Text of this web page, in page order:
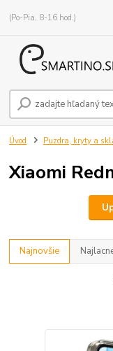
(Po-Pia, 8-16 hod.)
Úvod Puzdra, kryty a
Xiaomi
Najnovšie